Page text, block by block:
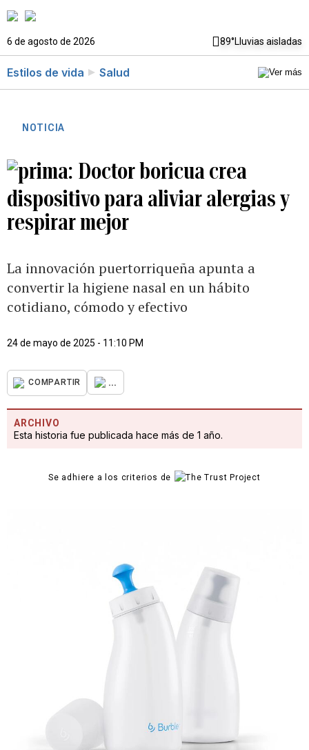
6 de agosto de 2026 89°Lluvias aisladas
Estilos de vida Salud
NOTICIA
Doctor boricua crea
dispositivo para aliviar alergias y
respirar mejor
La innovación puertorriqueña apunta a
convertir la higiene nasal en un hábito
cotidiano, cómodo y efectivo
24 de mayo de 2025 - 11:10 PM
COMPARTIR ...
ARCHIVO
Esta historia fue publicada hace más de 1 año.
Se adhiere a los criterios de